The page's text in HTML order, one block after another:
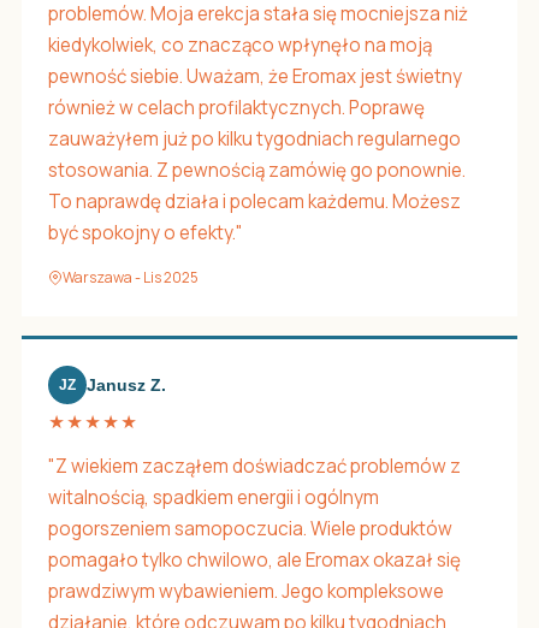
problemów. Moja erekcja stała się mocniejsza niż
kiedykolwiek, co znacząco wpłynęło na moją
pewność siebie. Uważam, że Eromax jest świetny
również w celach profilaktycznych. Poprawę
zauważyłem już po kilku tygodniach regularnego
stosowania. Z pewnością zamówię go ponownie.
To naprawdę działa i polecam każdemu. Możesz
być spokojny o efekty."
Warszawa - Lis 2025
JZ Janusz Z.
★★★★★
"Z wiekiem zacząłem doświadczać problemów z
witalnością, spadkiem energii i ogólnym
pogorszeniem samopoczucia. Wiele produktów
pomagało tylko chwilowo, ale Eromax okazał się
prawdziwym wybawieniem. Jego kompleksowe
działanie, które odczuwam po kilku tygodniach